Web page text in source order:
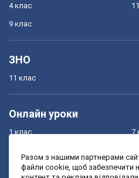
4 клас
9 клас
ЗНО
11 клас
Онлайн уроки
1 клас
3 клас
7
9
Разом з нашими партнерами
файли cookie, щоб забезпечити